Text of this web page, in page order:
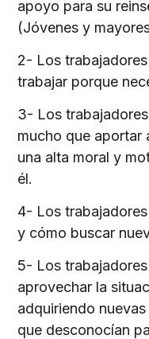
apoyo para su
(Jóvenes y
2- Los
trabajar porque
3- Los
mucho que aportar
una alta moral y
él.
4- Los
y cómo buscar
5- Los
aprovechar la
adquiriendo
que desconocían